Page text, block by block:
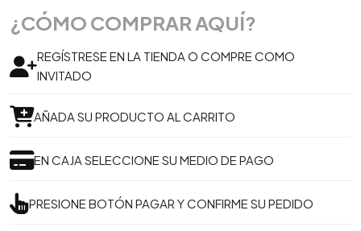
¿CÓMO COMPRAR AQUÍ?
REGÍSTRESE EN LA TIENDA O COMPRE COMO
INVITADO
AÑADA SU PRODUCTO AL CARRITO
EN CAJA SELECCIONE SU MEDIO DE PAGO
PRESIONE BOTÓN PAGAR Y CONFIRME SU PEDIDO